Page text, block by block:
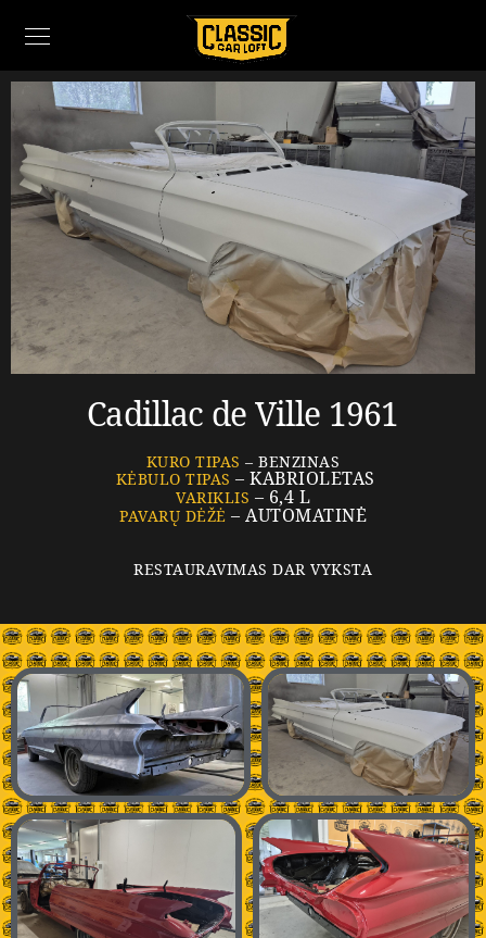
Cadillac de Ville 1961
KURO TIPAS– BENZINAS
KĖBULO TIPAS – KABRIOLETAS
VARIKLIS – 6,4 L
PAVARŲ DĖŽĖ – AUTOMATINĖ
RESTAURAVIMAS DAR VYKSTA